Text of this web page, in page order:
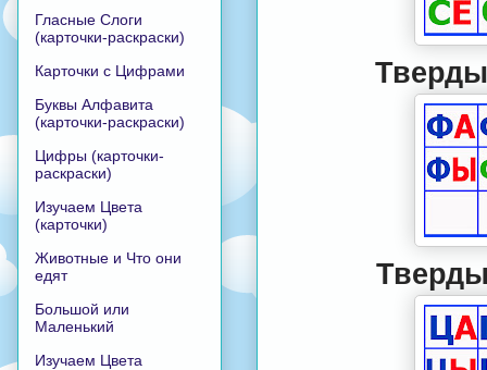
Гласные Слоги
(карточки-раскраски)
Карточки с Цифрами
Буквы Алфавита
(карточки-раскраски)
Цифры (карточки-
раскраски)
Изучаем Цвета
(карточки)
Животные и Что они
едят
Большой или
Маленький
Изучаем Цвета